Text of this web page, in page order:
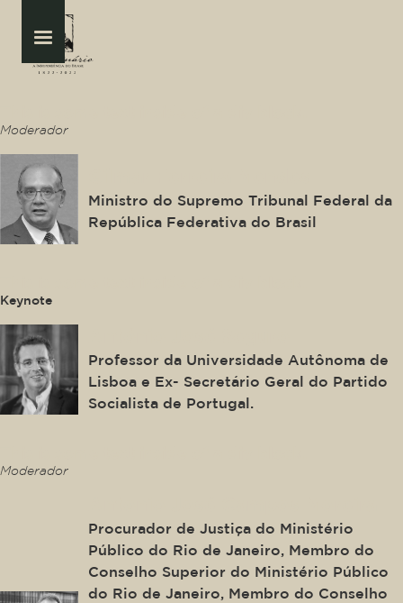
Moderador
Ministro do Supremo Tribunal Federal da
República Federativa do Brasil
Keynote
Professor da Universidade Autônoma de
Lisboa e Ex- Secretário Geral do Partido
Socialista de Portugal.
Moderador
Procurador de Justiça do Ministério
Público do Rio de Janeiro, Membro do
Conselho Superior do Ministério Público
do Rio de Janeiro, Membro do Conselho